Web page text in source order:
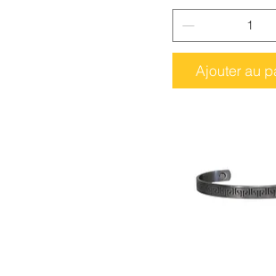
Ajouter au